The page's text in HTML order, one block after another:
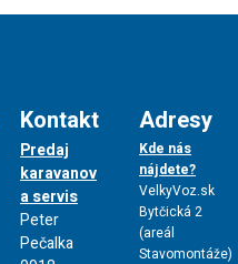
Kontakt
Predaj
karavanov
a servis
Peter
Pečalka
Adresy
Kde nás
nájdete?
VelkyVoz.sk
Bytčická 2
(areál
Stavomontáže)